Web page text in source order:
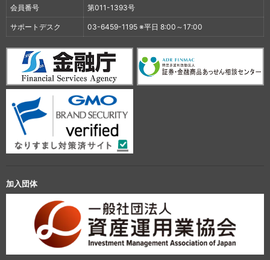
会員番号 第011-1393号
サポートデスク 03-6459-1195 ※平日 8:00～17:00
加入団体